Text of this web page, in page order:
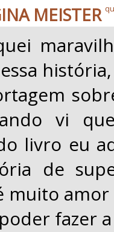
MEISTER
vi
livro eu
de
muito
fazer